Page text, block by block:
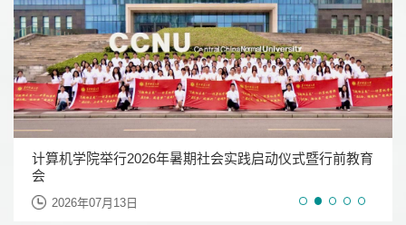
喜报丨华中师范大学计算机学院在第十七届蓝桥杯再创佳
绩
2026年07月24日
计算机学院举行2026年暑期社会实践启动仪式暨行前教育
会
2026年07月13日
喜报丨我院在学校第六届“支部好案例、书记好党课、党
员好故事”展评活动中获佳绩
2026年06月30日
校党委副书记、纪委书记刘继文出席计算机科学与技术系
教工党支部6月主题党日活动
2026年06月11日
校企同台竞风采 体育搭桥聚人才：我院学生亮相2026金
山运动会并斩获“青春活力超越方阵”荣誉
2026年06月10日